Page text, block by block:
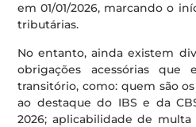
em 01/01/2026, marcando o
tributárias.
No entanto, ainda existem
obrigações acessórias que
transitório, como: quem são
ao destaque do IBS e da
2026; aplicabilidade de